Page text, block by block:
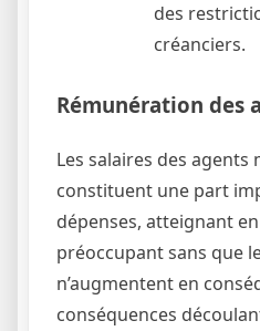
des
créanciers.
Rémunération des
Les salaires des agents
constituent une part
dépenses, atteignant
préoccupant sans que
n’augmentent en
conséquences